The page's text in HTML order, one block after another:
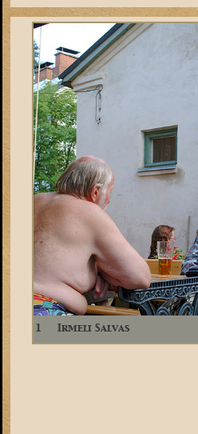
1 Irmeli Salvas